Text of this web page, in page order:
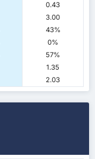
0.43
3.00
43%
0%
57%
1.35
2.03